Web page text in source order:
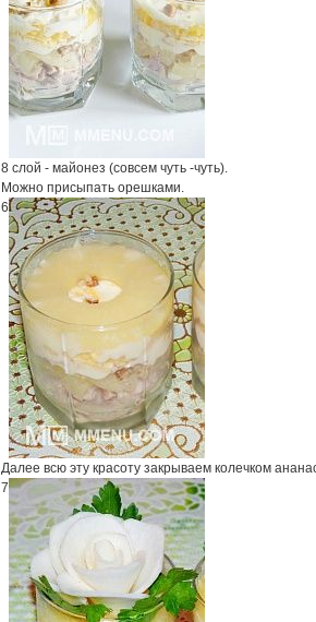
8 слой - майонез (совсем чуть -чуть).
Можно присыпать орешками.
6
Далее всю эту красоту закрываем колечком
7